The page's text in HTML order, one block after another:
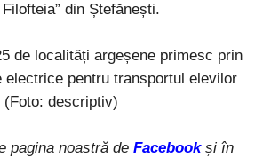
din Ștefănești.
de localități argeșene primesc prin
electrice pentru transportul elevilor
(Foto: descriptiv)
pagina noastră de Facebook și în